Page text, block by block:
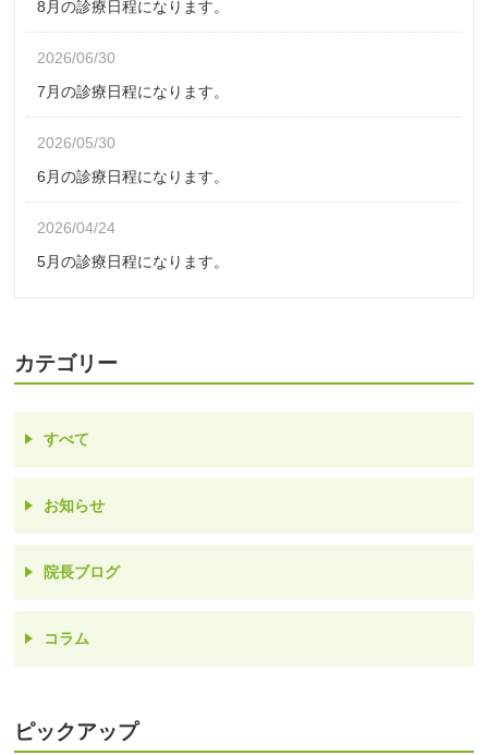
8月の診療日程になります。
2026/06/30
7月の診療日程になります。
2026/05/30
6月の診療日程になります。
2026/04/24
5月の診療日程になります。
カテゴリー
すべて
お知らせ
院長ブログ
コラム
ピックアップ